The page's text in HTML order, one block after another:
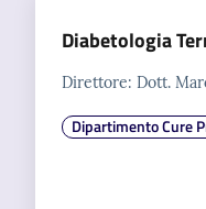
Diabetologia
Direttore: Dott.
Dipartimento Cure